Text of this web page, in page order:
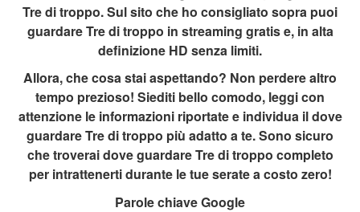
Tre di troppo. Sul sito che ho consigliato sopra puoi
guardare Tre di troppo in streaming gratis e, in alta
definizione HD senza limiti.
Allora, che cosa stai aspettando? Non perdere altro
tempo prezioso! Siediti bello comodo, leggi con
attenzione le informazioni riportate e individua il dove
guardare Tre di troppo più adatto a te. Sono sicuro
che troverai dove guardare Tre di troppo completo
per intrattenerti durante le tue serate a costo zero!
Parole chiave Google